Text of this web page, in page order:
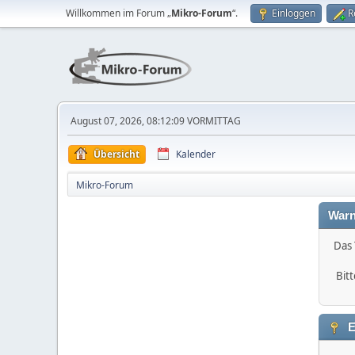
Willkommen im Forum „Mikro-Forum“. Einloggen
August 07, 2026, 08:12:09 VORMITTAG
Übersicht Kalender
Mikro-Forum